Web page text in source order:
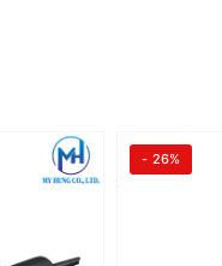
- 26%